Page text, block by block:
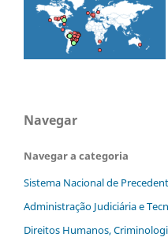
Navegar
Navegar a categoria
Sistema Nacional de
Administração Judiciária e
Direitos Humanos,